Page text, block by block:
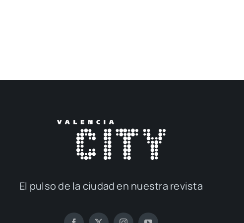
El pul­so de la ciu­dad en nues­tra revis­ta